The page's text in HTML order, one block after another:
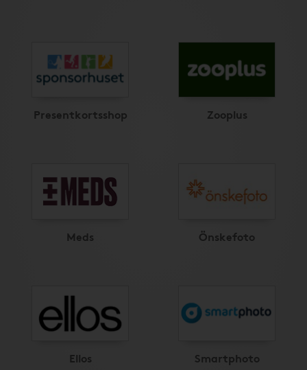
Presentkortsshop Zooplus
Meds Önskefoto
Ellos Smartphoto